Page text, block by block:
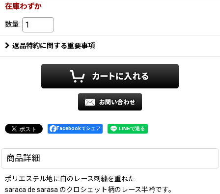
在庫わずか
数量:
返品特約に関する重要事項
Facebookでシェア
商品詳細
ポリエステル地に白のレース刺繍を重ねた
saraca de sarasa のクロシェット柄のレース半衿です。